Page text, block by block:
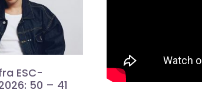
ESC-
50 – 41